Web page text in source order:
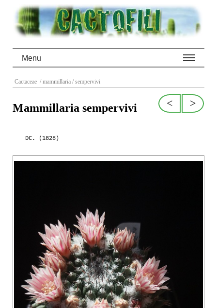
Menu
Cactaceae / mammillaria / sempervivi
>
<
Mammillaria sempervivi
DC. (1828)